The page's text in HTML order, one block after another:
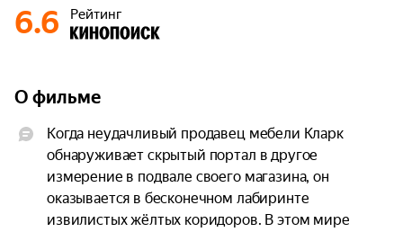
6.6 Рейтинг
О фильме
Когда неудачливый продавец мебели Кларк
обнаруживает скрытый портал в другое
измерение в подвале своего магазина, он
оказывается в бесконечном лабиринте
извилистых жёлтых коридоров. В этом мире